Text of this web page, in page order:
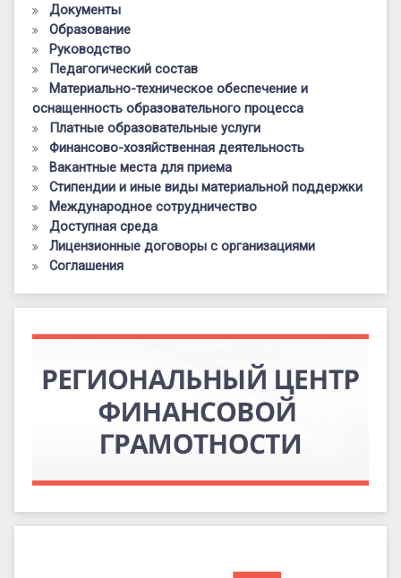
Документы
Образование
Руководство
Педагогический состав
Материально-техническое обеспечение и
оснащенность образовательного процесса
Платные образовательные услуги
Финансово-хозяйственная деятельность
Вакантные места для приема
Стипендии и иные виды материальной поддержки
Международное сотрудничество
Доступная среда
Лицензионные договоры с организациями
Соглашения